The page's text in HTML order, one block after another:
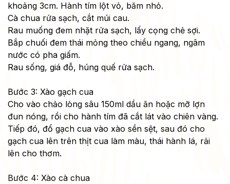
khoảng 3cm. Hành tím lột vỏ, băm nhỏ.
Cà chua rửa sạch, cắt múi cau.
Rau muống đem nhặt rửa sạch, lấy cọng chẻ sợi.
Bắp chuối đem thái mỏng theo chiều ngang, ngâm
nước có pha giấm.
Rau sống, giá đỗ, húng quế rửa sạch.
Bước 3: Xào gạch cua
Cho vào chảo lòng sâu 150ml dầu ăn hoặc mỡ lợn
đun nóng, rồi cho hành tím đã cắt lát vào chiên vàng.
Tiếp đó, đổ gạch cua vào xào sền sệt, sau đó cho
gạch cua lên trên thịt cua làm màu, thái hành lá, rải
lên cho thơm.
Bước 4: Xào cà chua